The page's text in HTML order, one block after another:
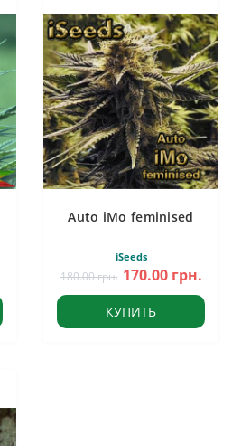
Auto iMo feminised
iSeeds
180.00 грн. 170.00 грн.
КУПИТЬ